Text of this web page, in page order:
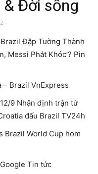
& Đời sống
Đập Tường Thành
Messi Phát Khóc’? Pin
Brazil VnExpress
9 Nhận định trận tứ
đấu Brazil TV24h
Brazil World Cup hom
Tin tức